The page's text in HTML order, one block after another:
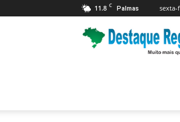
11.8 C Palmas sexta-